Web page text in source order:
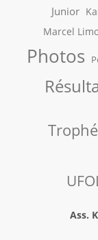
Junior
Marcel
Photos
Ass.